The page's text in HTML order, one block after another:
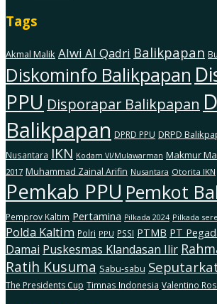
Tags
Akmal Malik Alwi Al Qadri Balikpapan
Diskominfo Balikpapan
PPU Disporapar Balikpapan
Balikpapan DPRD PPU DRPD
Nusantara IKN Kodam Vl/Mulawarman Makmur
2017 Muhammad Zainal Arifin Nusantara Otorita IKN
Pemkab PPU Pemkot
Pemprov Kaltim Pertamina Pilkada 2024 Pilkada
Polda Kaltim Polri PPU PSSI PTMB PT
Damai Puskesmas Klandasan Ilir
Ratih Kusuma Sabu-sabu
The Presidents Cup Timnas Indonesia Valentino